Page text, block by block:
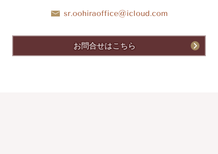
sr.oohiraoffice@icloud.com
お問合せはこちら